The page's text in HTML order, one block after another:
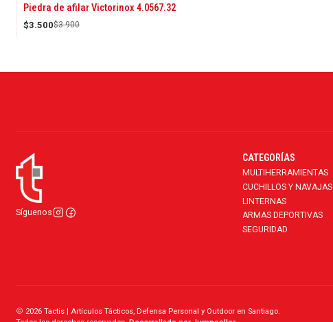
-10%
OFF
Piedra de afilar Victorinox 4.0567.32
$3.500$3.900
Síguenos
CATEGORÍAS
MULTIHERRAMIENTAS
CUCHILLOS Y NAVAJAS
LINTERNAS
ARMAS DEPORTIVAS
SEGURIDAD
2026 Tactis | Artículos Tácticos, Defensa Personal y Outdoor en Santiago.